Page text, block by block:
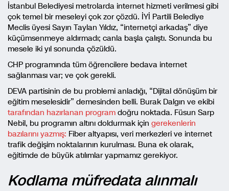
İstanbul Belediyesi metrolarda internet hizmeti verilmesi gibi
çok temel bir meseleyi çok zor çözdü. İYİ Partili Belediye
Meclis üyesi Sayın Taylan Yıldız, “internetçi arkadaş” diye
küçümsenmeye aldırmadı; canla başla çalıştı. Sonunda bu
mesele iki yıl sonunda çözüldü.
CHP programında tüm öğrencilere bedava internet
sağlanması var; ve çok gerekli.
DEVA partisinin de bu problemi anladığı, “Dijital dönüşüm bir
eğitim meselesidir” demesinden belli. Burak Dalgın ve ekibi
tarafından hazırlanan program doğru noktada. Füsun Sarp
Nebil, bu programın altını doldurmak için gerekenlerin
bazılarını yazmış: Fiber altyapısı, veri merkezleri ve internet
trafik değişim noktalarının kurulması. Buna ek olarak,
eğitimde de büyük atılımlar yapmamız gerekiyor.
Kodlama müfredata alınmalı